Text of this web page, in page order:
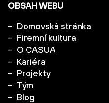
OBSAH WEBU
Domovská stránka
Firemní kultura
O CASUA
Kariéra
Projekty
Tým
Blog